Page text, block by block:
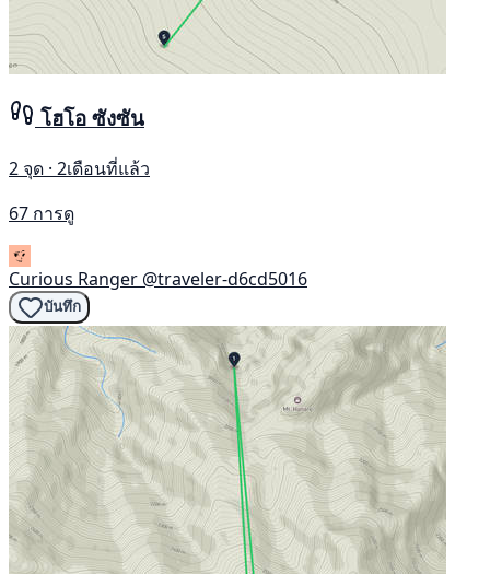
โฮโอ ซังซัน
2 จุด · 2เดือนที่แล้ว
67 การดู
Curious Ranger @traveler-d6cd5016
บันทึก